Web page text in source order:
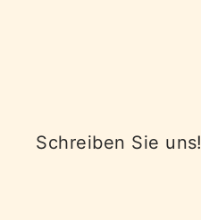
Schreiben Sie uns!